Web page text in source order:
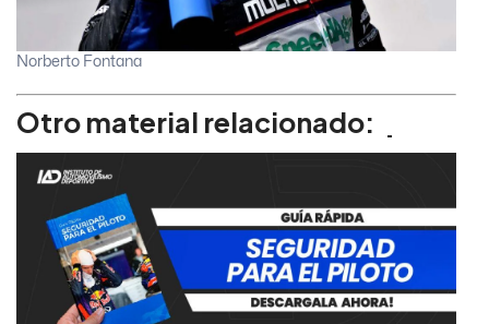
Norberto Fontana
Otro material relacionado: